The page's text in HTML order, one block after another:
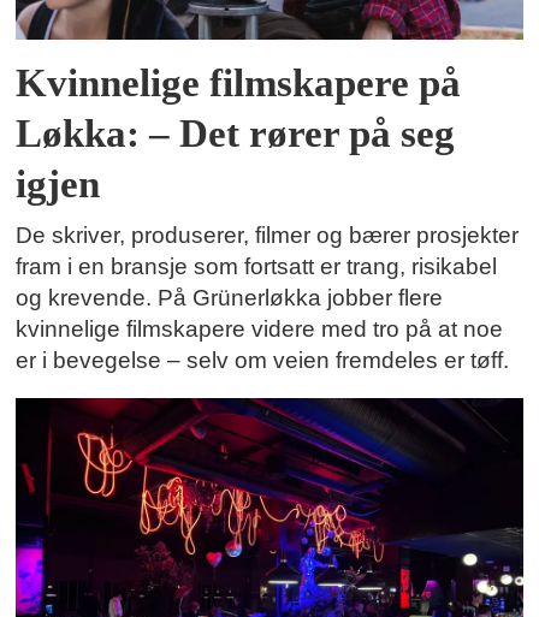
Kvinnelige filmskapere på
Løkka: – Det rører på seg
igjen
De skriver, produserer, filmer og bærer prosjekter
fram i en bransje som fortsatt er trang, risikabel
og krevende. På Grünerløkka jobber flere
kvinnelige filmskapere videre med tro på at noe
er i bevegelse – selv om veien fremdeles er tøff.